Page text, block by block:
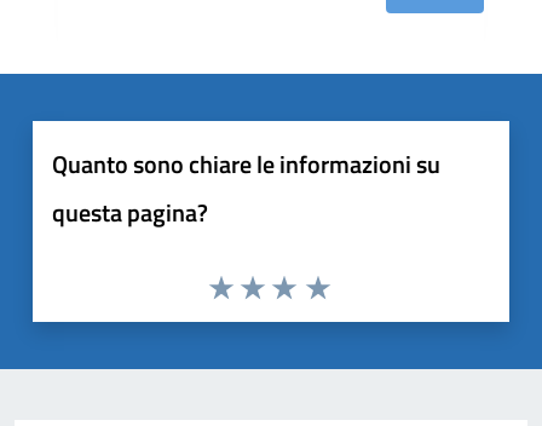
Quanto sono chiare le informazioni su
questa pagina?